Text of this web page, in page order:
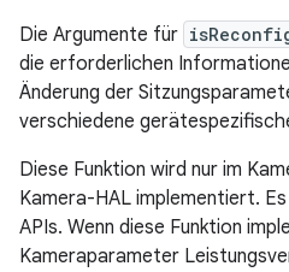
Die Argumente für
die erforderlichen
Änderung der
verschiedene
Diese Funktion wird nur im
Kamera-HAL implementiert.
APIs. Wenn diese Funktion
Kameraparameter